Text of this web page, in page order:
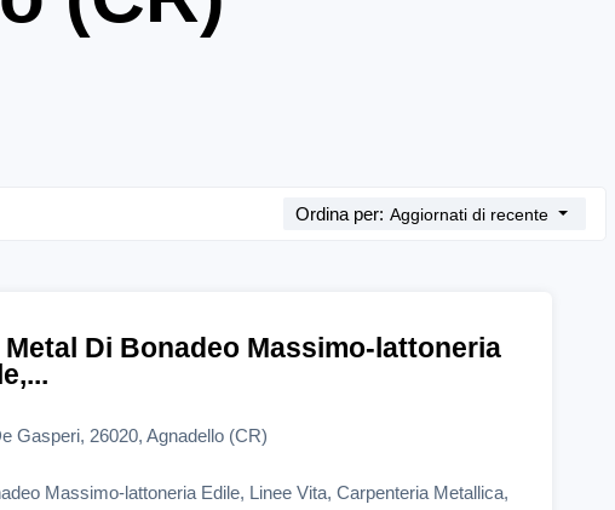
Ordina per: Aggiornati di recente
Metal Di Bonadeo Massimo-lattoneria
Gasperi, 26020, Agnadello (CR)
Massimo-lattoneria Edile, Linee Vita, Carpenteria Metallica,